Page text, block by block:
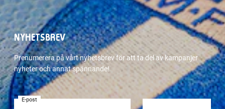
NYHETSBREV
Prenumerera på vårt nyhetsbrev för att ta del av kampanjer
nyheter och annat spännande!
E-post